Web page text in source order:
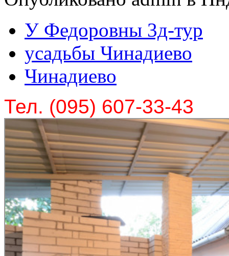
У Федоровны 3д-тур
усадьбы Чинадиево
Чинадиево
Тел. (095) 607-33-43